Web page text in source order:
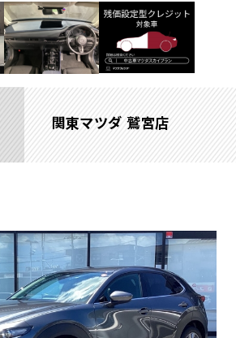
関東マツダ 鷲宮店